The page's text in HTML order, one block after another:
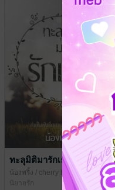
ทะลุมิติมารักเธอ
น้องพริ้ง / cherry blossom marie/
วิรงรอง/น้องพริ้ง
นิยายรัก